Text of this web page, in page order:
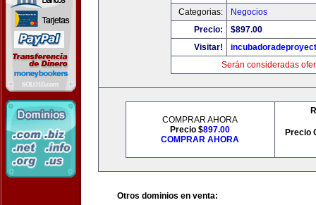
Categorias:
Negocios
Precio:
$897.00
Visitar!
Serán consideradas
COMPRAR AHORA
Precio $897.00
COMPRAR AHORA
Precio
Otros dominios en venta: